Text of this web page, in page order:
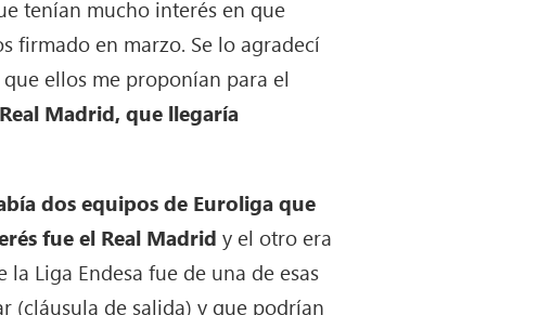
tenían mucho interés en que
firmado en marzo. Se lo agradecí
ellos me proponían para el
Madrid, que llegaría
dos equipos de Euroliga que
fue el Real Madrid y el otro era
Liga Endesa fue de una de esas
(cláusula de salida) y que podrían